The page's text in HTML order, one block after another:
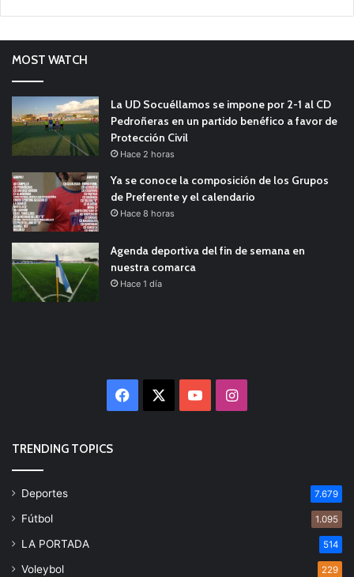
MOST WATCH
La UD Socuéllamos se impone por 2-1 al CD
Pedroñeras en un partido benéfico a favor de
Protección Civil
Hace 2 horas
Ya se conoce la composición de los Grupos
de Preferente y el calendario
Hace 8 horas
Agenda deportiva del fin de semana en
nuestra comarca
Hace 1 día
Facebook YouTubeInstagram
TRENDING TOPICS
Deportes 7.679
Fútbol 1.095
LA PORTADA 514
Voleybol 229